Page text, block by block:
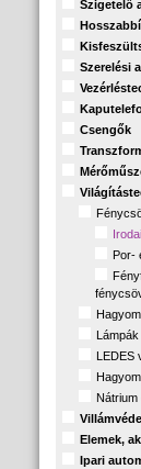
Szigetelő
Szerelési
Csengők
Por-
Lámpák
LEDES
Elemek,
Ipari